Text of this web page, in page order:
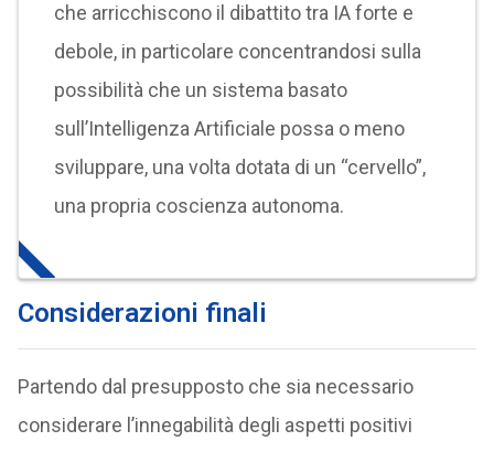
che arricchiscono il dibattito tra IA forte e
debole, in particolare concentrandosi sulla
possibilità che un sistema basato
sull’Intelligenza Artificiale possa o meno
sviluppare, una volta dotata di un “cervello”,
una propria coscienza autonoma.
Considerazioni finali
Partendo dal presupposto che sia necessario
considerare l’innegabilità degli aspetti positivi